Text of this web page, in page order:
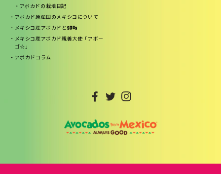
アボカドの栽培日記
アボカド原産国のメキシコについて
メキシコ産アボカドとSDGs
メキシコ産アボカド親善大使「アボー
ゴ☆」
アボカドコラム